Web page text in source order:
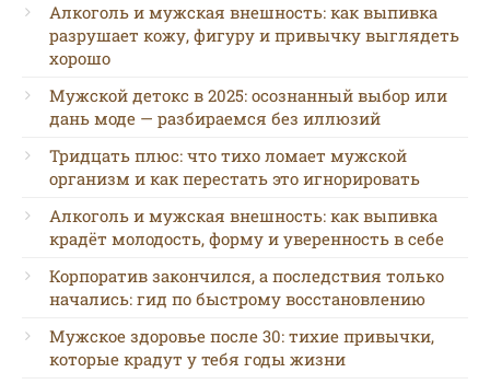
Алкоголь и мужская внешность: как выпивка
разрушает кожу, фигуру и привычку выглядеть
хорошо
Мужской детокс в 2025: осознанный выбор или
дань моде — разбираемся без иллюзий
Тридцать плюс: что тихо ломает мужской
организм и как перестать это игнорировать
Алкоголь и мужская внешность: как выпивка
крадёт молодость, форму и уверенность в себе
Корпоратив закончился, а последствия только
начались: гид по быстрому восстановлению
Мужское здоровье после 30: тихие привычки,
которые крадут у тебя годы жизни